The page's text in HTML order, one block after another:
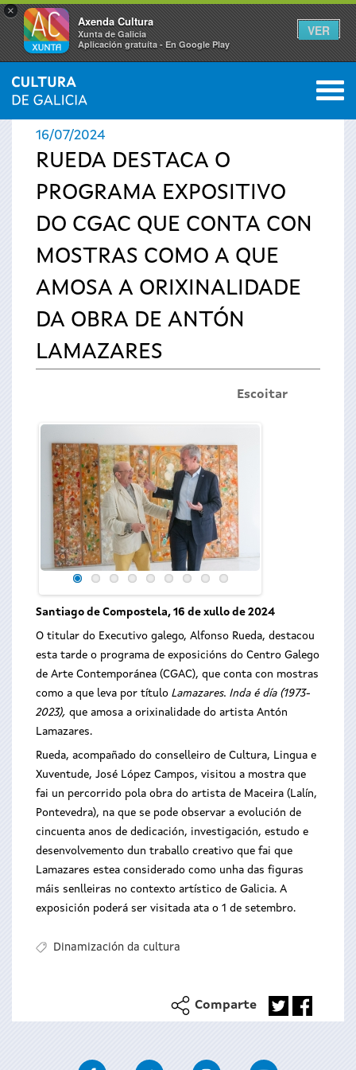
×
Axenda Cultura
Xunta de Galicia
Aplicación gratuíta - En Google Play
VER
Vostede
está
aquí
INICIO › ACTUALIDADE 0
16/07/2024
RUEDA DESTACA O
PROGRAMA EXPOSITIVO
DO CGAC QUE CONTA CON
MOSTRAS COMO A QUE
AMOSA A ORIXINALIDADE
DA OBRA DE ANTÓN
LAMAZARES
Escoitar
Santiago de Compostela, 16 de xullo de 2024
O titular do Executivo galego, Alfonso Rueda, destacou
esta tarde o programa de exposicións do Centro Galego
de Arte Contemporánea (CGAC), que conta con mostras
como a que leva por título Lamazares. Inda é día (1973-
2023), que amosa a orixinalidade do artista Antón
Lamazares.
Rueda, acompañado do conselleiro de Cultura, Lingua e
Xuventude, José López Campos, visitou a mostra que
fai un percorrido pola obra do artista de Maceira (Lalín,
Pontevedra), na que se pode observar a evolución de
cincuenta anos de dedicación, investigación, estudo e
desenvolvemento dun traballo creativo que fai que
Lamazares estea considerado como unha das figuras
máis senlleiras no contexto artístico de Galicia. A
exposición poderá ser visitada ata o 1 de setembro.
Dinamización da cultura
Comparte